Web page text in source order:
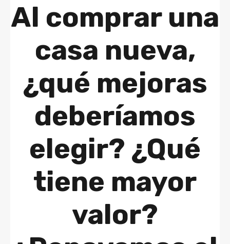
Al comprar una
casa nueva,
¿qué mejoras
deberíamos
elegir? ¿Qué
tiene mayor
valor?